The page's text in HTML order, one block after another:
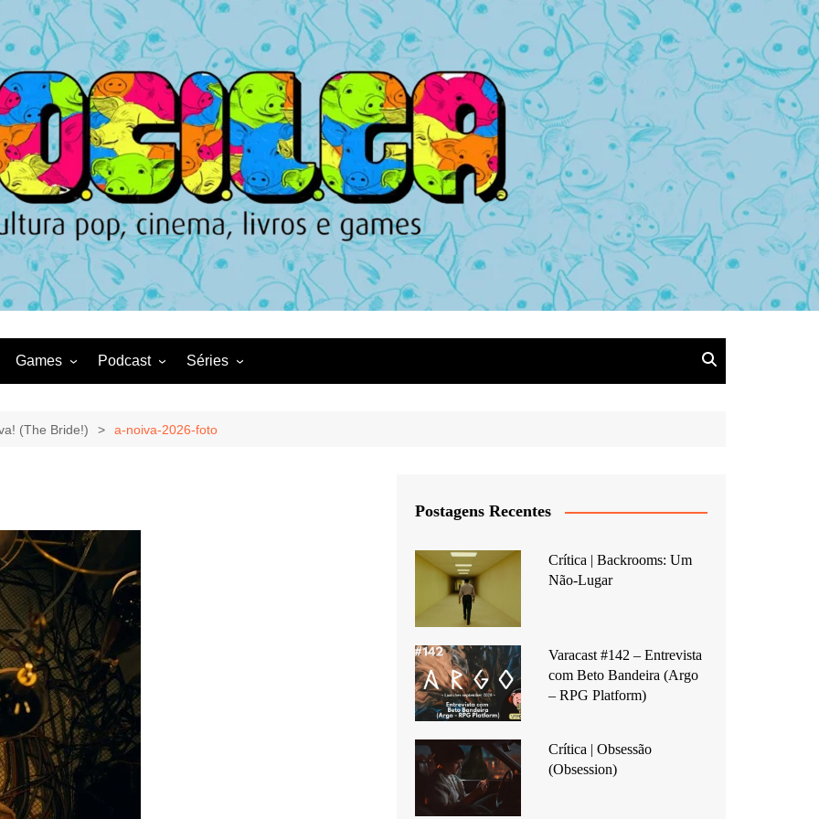
Games
Game Review
Podcast
Radiola Torresmo
Séries
Tv
(The Bride!) a-noiva-2026-foto
Postagens Recentes
Crítica | Backrooms: Um
Não-Lugar
Varacast #142 – Entrevista
com Beto Bandeira (Argo
– RPG Platform)
Crítica | Obsessão
(Obsession)